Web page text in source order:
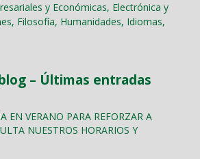
y Económicas, Electrónica y
Filosofía, Humanidades, Idiomas,
– Últimas entradas
EN VERANO PARA REFORZAR A
NUESTROS HORARIOS Y